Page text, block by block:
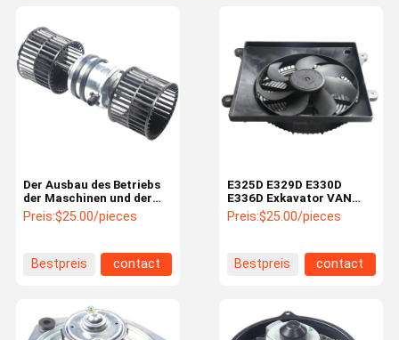
E325D E329D E330D
E336D Exkavator VAN
MOTOR für optimale
Kühlung und
Preis:$25.00/pieces
Bestpreis contact
Der Ausbau des Betriebs
der Maschinen und der
Maschinen, die für die
Erstellung von Maschinen
werden, wird durch die
Anpassung der
Maschinen oder Geräte
Preis:$25.00/pieces
Bestpreis contact